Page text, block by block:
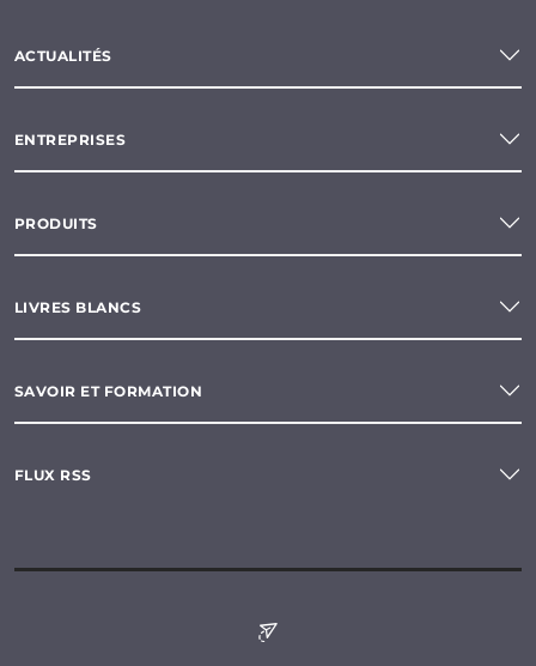
ACTUALITÉS
ENTREPRISES
PRODUITS
LIVRES BLANCS
SAVOIR ET FORMATION
FLUX RSS